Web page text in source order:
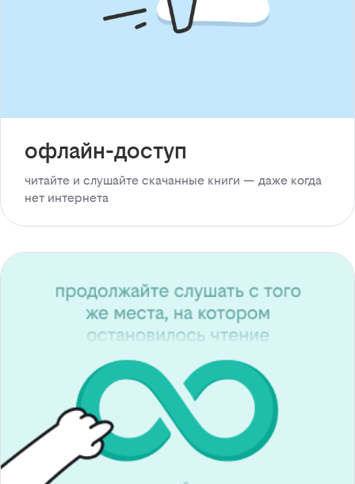
офлайн-доступ
читайте и слушайте скачанные книги — даже когда
нет интернета